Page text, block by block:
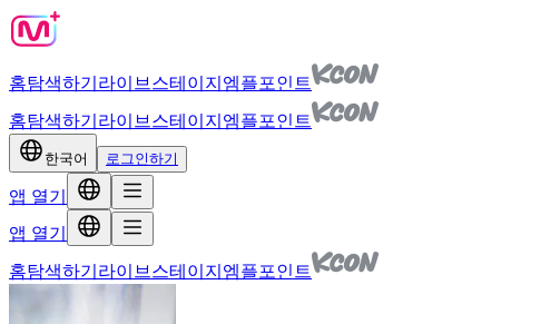
홈탐색하기 라이브 스테이지 엠플포인트
홈탐색하기 라이브 스테이지 엠플포인트
한국어 로그인하기
앱 열기
앱 열기
홈탐색하기 라이브 스테이지 엠플포인트